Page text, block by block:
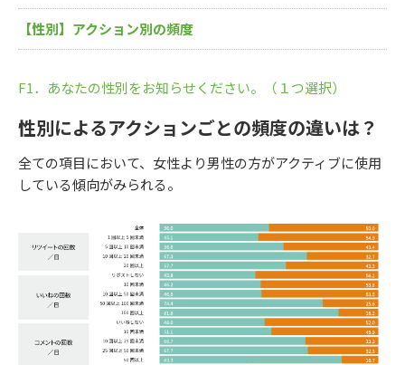
【性別】アクション別の頻度
F1．あなたの性別をお知らせください。（１つ選択）
性別によるアクションごとの頻度の違いは？
全ての項目において、女性より男性の方がアクティブに使用
している傾向がみられる。